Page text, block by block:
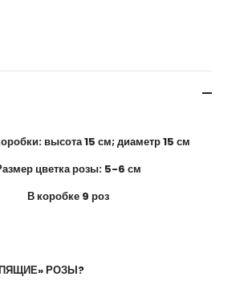
высота 15 см; диаметр 15 см
цветка розы: 5-6 см
В коробке 9 роз
РОЗЫ?